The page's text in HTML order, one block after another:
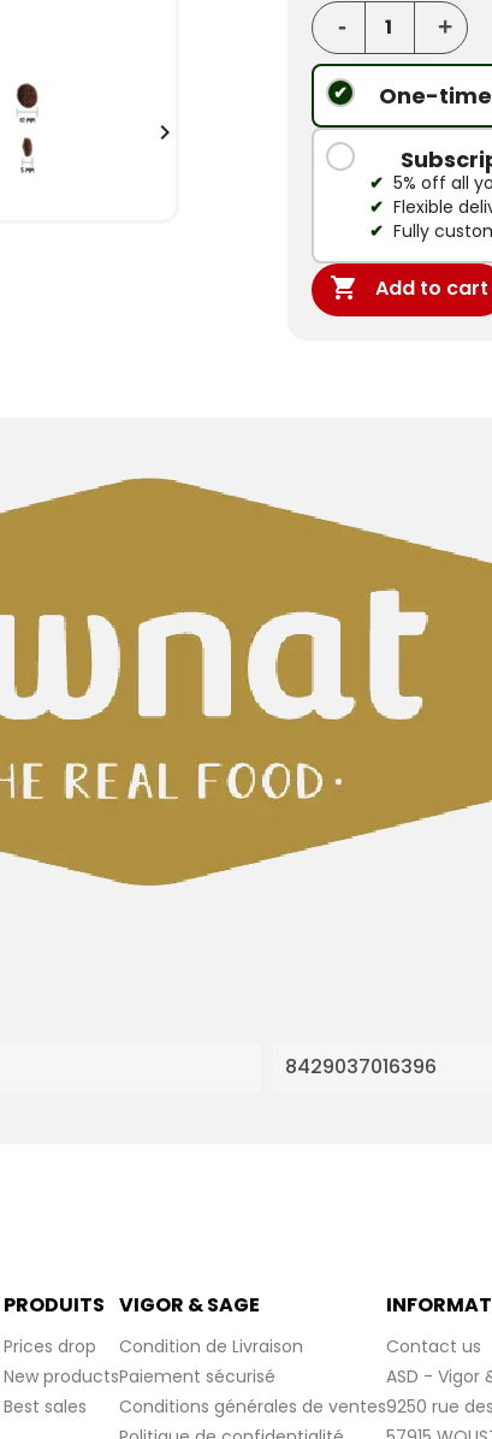

One-
5% off all
Flexible
Fully
 Add to cart
8429037016396
PRODUITS
Prices drop
New products
Best sales
VIGOR & SAGE
Condition de Livraison
Paiement sécurisé
Conditions générales de ventes
Contact us
ASD - Vigor
9250 rue